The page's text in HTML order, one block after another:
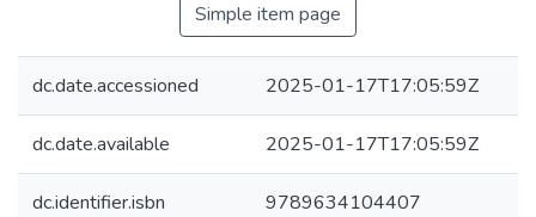
Simple item page
dc.date.accessioned 2025-01-17T17:05:59Z
dc.date.available 2025-01-17T17:05:59Z
dc.identifier.isbn 9789634104407